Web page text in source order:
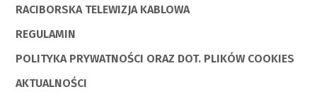
RACIBORSKA TELEWIZJA KABLOWA
REGULAMIN
POLITYKA PRYWATNOŚCI ORAZ DOT. PLIKÓW COOKIES
AKTUALNOŚCI